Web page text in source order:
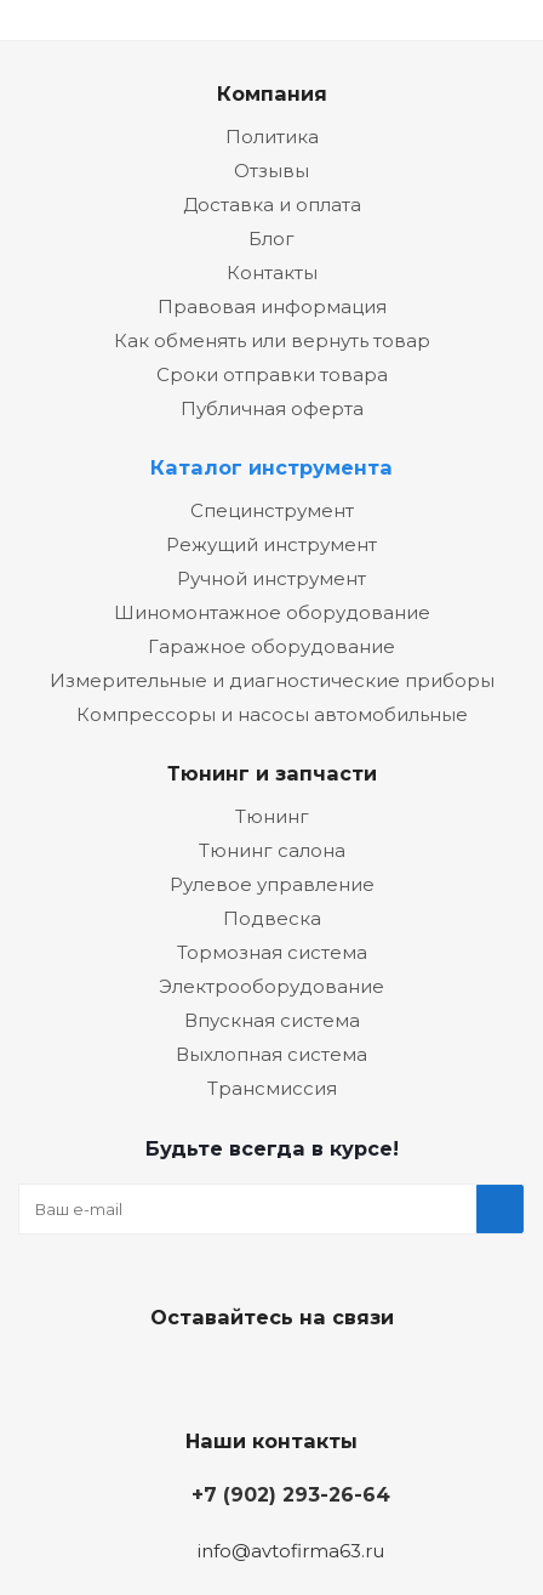
Компания
Политика
Отзывы
Доставка и оплата
Блог
Контакты
Правовая информация
Как обменять или вернуть товар
Сроки отправки товара
Публичная оферта
Каталог инструмента
Специнструмент
Режущий инструмент
Ручной инструмент
Шиномонтажное оборудование
Гаражное оборудование
Измерительные и диагностические приборы
Компрессоры и насосы автомобильные
Тюнинг и запчасти
Тюнинг
Тюнинг салона
Рулевое управление
Подвеска
Тормозная система
Электрооборудование
Впускная система
Выхлопная система
Трансмиссия
Будьте всегда в курсе!
Оставайтесь на связи
Наши контакты
+7 (902) 293-26-64
info@avtofirma63.ru